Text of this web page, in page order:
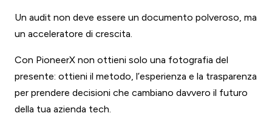
Un audit non deve essere un documento polveroso, ma
un acceleratore di crescita.
Con PioneerX non ottieni solo una fotografia del
presente: ottieni il metodo, l’esperienza e la trasparenza
per prendere decisioni che cambiano davvero il futuro
della tua azienda tech.